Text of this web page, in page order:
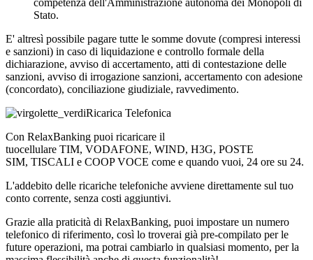
Stato.
E' altresì possibile pagare tutte le somme dovute (compresi interessi
e sanzioni) in caso di liquidazione e controllo formale della
dichiarazione, avviso di accertamento, atti di contestazione delle
sanzioni, avviso di irrogazione sanzioni, accertamento con adesione
(concordato), conciliazione giudiziale, ravvedimento.
Ricarica Telefonica
Con RelaxBanking puoi ricaricare il
tuocellulare TIM, VODAFONE, WIND, H3G, POSTE
SIM, TISCALI e COOP VOCE come e quando vuoi, 24 ore su 24.
L'addebito delle ricariche telefoniche avviene direttamente sul tuo
conto corrente, senza costi aggiuntivi.
Grazie alla praticità di RelaxBanking, puoi impostare un numero
telefonico di riferimento, così lo troverai già pre-compilato per le
future operazioni, ma potrai cambiarlo in qualsiasi momento, per la